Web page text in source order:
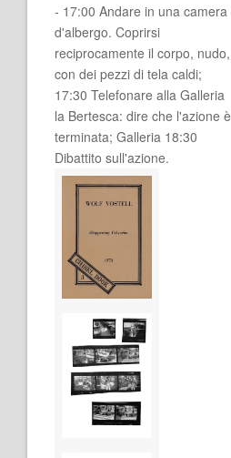
- 17:00 Andare in una camera
d'albergo. Coprirsi
reciprocamente il corpo, nudo,
con dei pezzi di tela caldi;
17:30 Telefonare alla Galleria
la Bertesca: dire che l'azione è
terminata; Galleria 18:30
Dibattito sull'azione.